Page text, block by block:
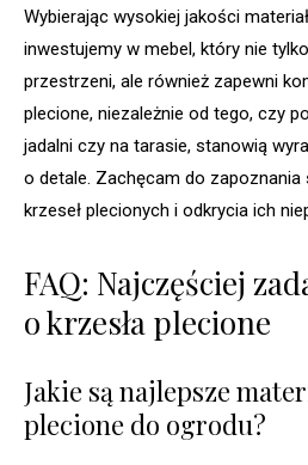
Wybierając wysokiej jakości
inwestujemy w mebel, który nie
przestrzeni, ale również zapewni
plecione, niezależnie od tego, czy
jadalni czy na tarasie, stanowią
o detale. Zachęcam do
krzeseł plecionych i odkrycia ich
FAQ: Najczęściej
o krzesła plecione
Jakie są najlepsze
plecione do ogrodu?